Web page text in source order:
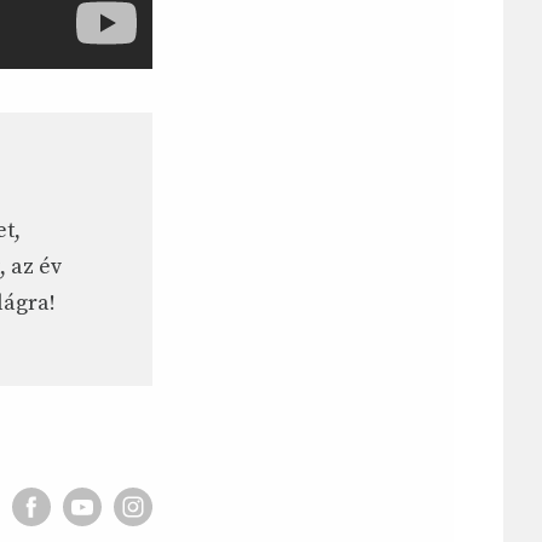
az év